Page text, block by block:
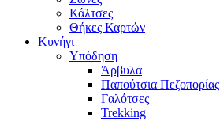
Κάλτσες
Θήκες Καρτών
Κυνήγι
Υπόδηση
Άρβυλα
Παπούτσια Πεζοπορίας
Γαλότσες
Trekking